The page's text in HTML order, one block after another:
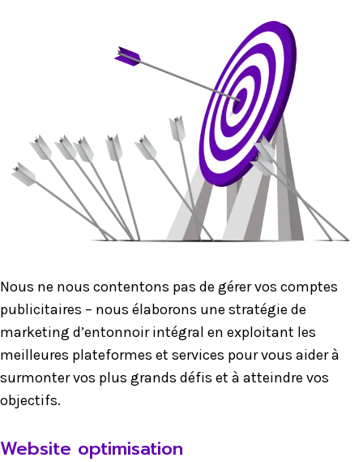
Nous ne nous contentons pas de gérer vos comptes
publicitaires – nous élaborons une stratégie de
marketing d’entonnoir intégral en exploitant les
meilleures plateformes et services pour vous aider à
surmonter vos plus grands défis et à atteindre vos
objectifs.
Website optimisation